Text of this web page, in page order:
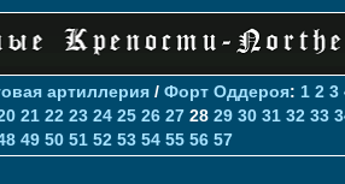
артиллерия / Форт Оддероя: 1 2 3
21 22 23 24 25 26 27 28 29 30 31 32 33
49 50 51 52 53 54 55 56 57